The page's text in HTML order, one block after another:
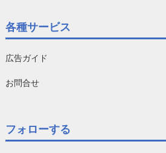
各種サービス
広告ガイド
お問合せ
フォローする